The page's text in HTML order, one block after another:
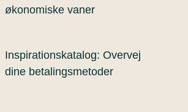
økonomiske vaner
Inspirationskatalog: Overvej
dine betalingsmetoder